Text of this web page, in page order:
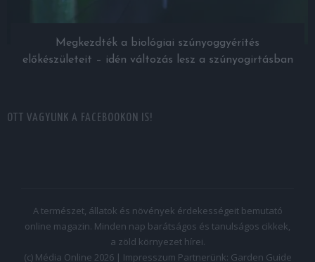
Megkezdték a biológiai szúnyoggyérítés
előkészületeit – idén változás lesz a szúnyogirtásban
OTT VAGYUNK A FACEBOOKON IS!
A természet, állatok és növények érdekességeit bemutató
online magazin. Minden nap barátságos és tanulságos cikkek,
a zöld környezet hírei.
(c) Média Online 2026 | Impresszum Partnerünk: Garden Guide